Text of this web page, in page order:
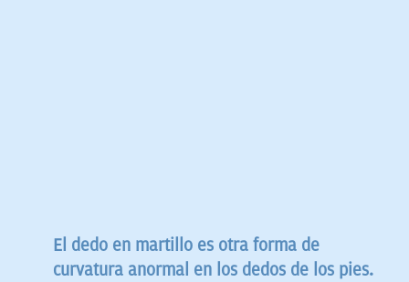
El dedo en martillo es otra forma de
curvatura anormal en los dedos de los pies.